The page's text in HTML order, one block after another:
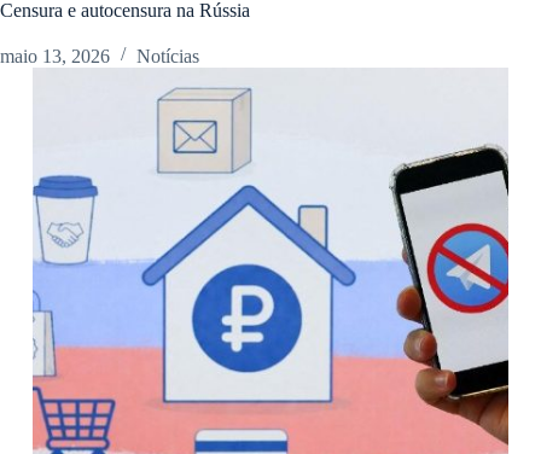
Censura e autocensura na Rússia
maio 13, 2026 Notícias